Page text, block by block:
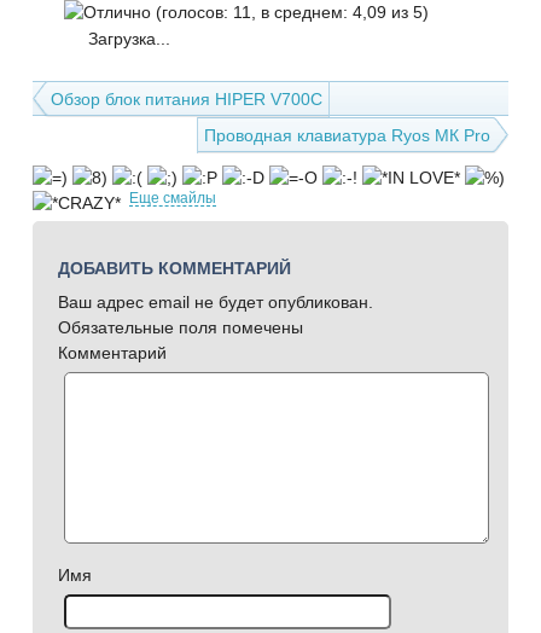
(голосов: 11, в среднем: 4,09 из 5)
Загрузка...
Обзор блок питания HIPER V700C
Проводная клавиатура Ryos МК Pro
Еще смайлы
ДОБАВИТЬ КОММЕНТАРИЙ
Ваш адрес email не будет опубликован.
Обязательные поля помечены
Комментарий
Имя